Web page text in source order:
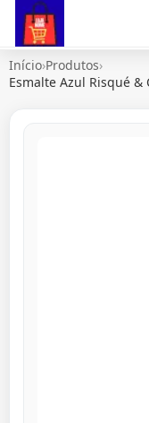
Início›Produtos›
Esmalte Azul Risqué &